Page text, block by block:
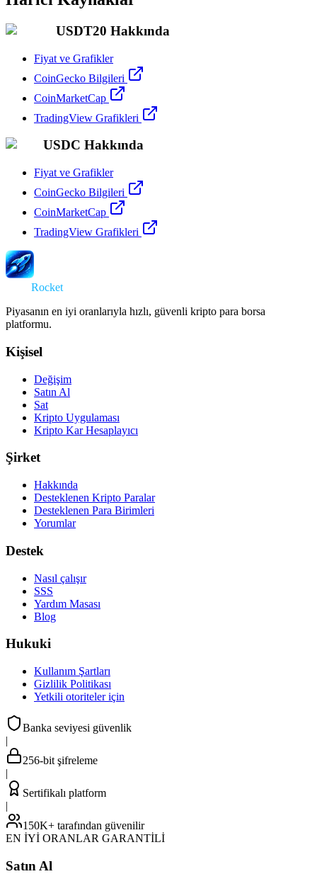
USDT20 Hakkında
Fiyat ve Grafikler
CoinGecko Bilgileri
CoinMarketCap
TradingView Grafikleri
USDC Hakkında
Fiyat ve Grafikler
CoinGecko Bilgileri
CoinMarketCap
TradingView Grafikleri
Rocket
Piyasanın en iyi oranlarıyla hızlı, güvenli kripto para borsa
platformu.
Kişisel
Değişim
Satın Al
Sat
Kripto Uygulaması
Kripto Kar Hesaplayıcı
Şirket
Hakkında
Desteklenen Kripto Paralar
Desteklenen Para Birimleri
Yorumlar
Destek
Nasıl çalışır
SSS
Yardım Masası
Blog
Hukuki
Kullanım Şartları
Gizlilik Politikası
Yetkili otoriteler için
Banka seviyesi güvenlik
|
256-bit şifreleme
|
Sertifikalı platform
|
150K+ tarafından güvenilir
EN İYİ ORANLAR GARANTİLİ
Satın Al